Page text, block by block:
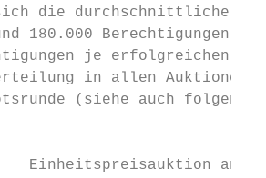
die durchschnittliche
180.000 Berechtigungen.
je erfolgreichen
in allen Auktionen
(siehe auch
Einheitspreisauktion an